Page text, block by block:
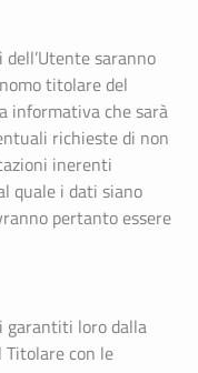
saranno
titolare del
informativa che sarà
richieste di non
inerenti
quale i dati siano
pertanto essere
garantiti loro dalla
con le